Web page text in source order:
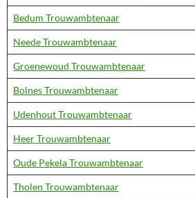
Bedum Trouwambtenaar
Neede Trouwambtenaar
Groenewoud Trouwambtenaar
Bolnes Trouwambtenaar
Udenhout Trouwambtenaar
Heer Trouwambtenaar
Oude Pekela Trouwambtenaar
Tholen Trouwambtenaar